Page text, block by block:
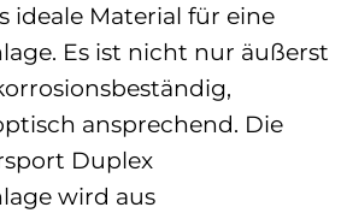
ideale Material für eine
Es ist nicht nur äußerst
ansprechend. Die
Duplex
wird aus